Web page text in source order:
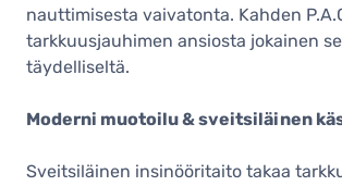
nauttimisesta vaivatonta. Kahden
tarkkuusjauhimen ansiosta jokainen
täydelliseltä.
Moderni muotoilu & sveitsiläinen
Sveitsiläinen insinööritaito takaa